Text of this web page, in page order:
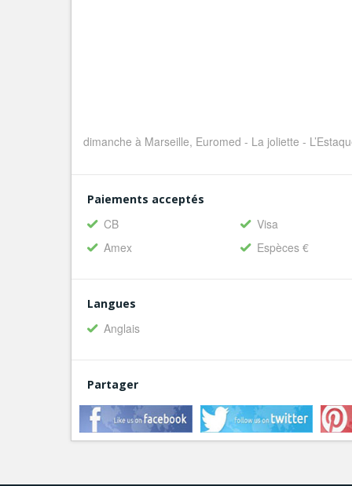
dimanche à Marseille, Euromed - La joliette -
Paiements acceptés
CB
Visa
Amex
Espèces €
Langues
Anglais
Partager